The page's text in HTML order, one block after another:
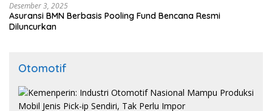
Desember 3, 2025
Asuransi BMN Berbasis Pooling Fund Bencana Resmi
Diluncurkan
Otomotif